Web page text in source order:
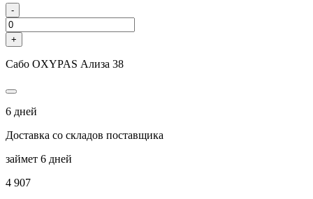
-
+
Сабо OXYPAS Ализа 38
6 дней
Доставка со складов поставщика
займет 6 дней
4 907